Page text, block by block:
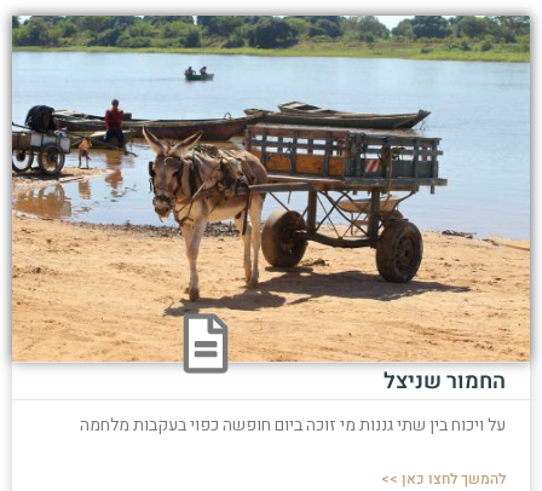
החמור שניצל
על ויכוח בין שתי גננות מי זוכה ביום חופשה כפוי בעקבות מלחמה
להמשך לחצו כאן >>